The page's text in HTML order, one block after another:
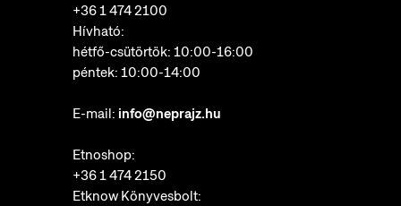
+36 1 474 2100
Hívható:
hétfő-csütörtök: 10:00-16:00
péntek: 10:00-14:00
E-mail: info@neprajz.hu
Etnoshop:
+36 1 474 2150
Etknow Könyvesbolt: